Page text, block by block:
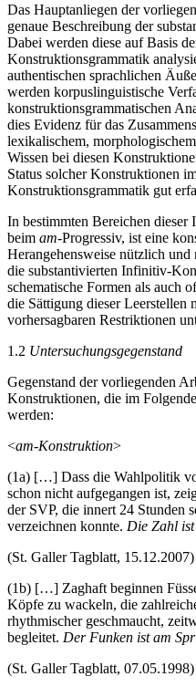
Das Hauptanliegen der
genaue Beschreibung der
Dabei werden diese auf Basis
Konstruktionsgrammatik
authentischen sprachlichen
werden korpuslinguistische
konstruktionsgrammatischen
dies Evidenz für das
lexikalischem,
Wissen bei diesen
Status solcher Konstruktionen
Konstruktionsgrammatik gut
In bestimmten Bereichen
beim am-Progressiv, ist eine
Herangehensweise nützlich
die substantivierten Infinitiv-
schematische Formen als auch
die Sättigung dieser Leerstellen
vorhersagbaren Restriktionen
1.2 Untersuchungsgegenstand
Gegenstand der vorliegenden
Konstruktionen, die im
werden:
<am-Konstruktion>
(1a) […] Dass die Wahlpolitik
schon nicht aufgegangen ist,
der SVP, die innert 24 Stunden
verzeichnen konnte. Die Zahl
(St. Galler Tagblatt, 15.12.2007)
(1b) […] Zaghaft beginnen
Köpfe zu wackeln, die
rhythmischer geschmaucht,
begleitet. Der Funken ist am
(St. Galler Tagblatt, 07.05.1998)